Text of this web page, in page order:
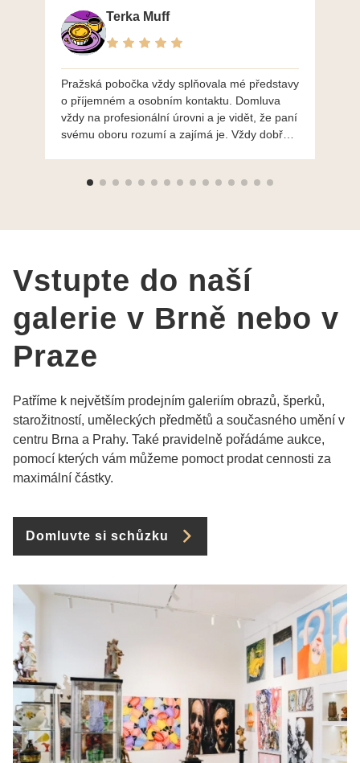
Terka Muff
Pražská pobočka vždy splňovala mé představy
o příjemném a osobním kontaktu. Domluva
vždy na profesionální úrovni a je vidět, že paní
svému oboru rozumí a zajímá je. Vždy dobře a
výběru, jak už bylo napsáno - na požádání
Vstupte do naší
galerie v Brně nebo v
Praze
Patříme k největším prodejním galeriím obrazů, šperků,
starožitností, uměleckých předmětů a současného umění v
centru Brna a Prahy. Také pravidelně pořádáme aukce,
pomocí kterých vám můžeme pomoct prodat cennosti za
maximální částky.
Domluvte si schůzku